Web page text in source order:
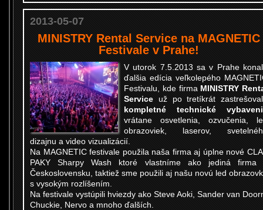
2013-05-07
MINISTRY Rental Service na MAGNETIC
Festivale v Prahe!
V utorok 7.5.2013 sa v Prahe
ďalšia edícia veľkolepého
Festivalu, kde firmaMINISTRY
Service už po tretíkrát
kompletné technické
vrátane osvetlenia, ozvučenia,
obrazoviek, laserov,
dizajnu a video vizualizácií.
Na MAGNETIC festivale použila naša firma aj úplne nové
PAKY Sharpy Washktoré vlastníme ako jediná firma
Československu, taktiež smepoužili aj našu novú led
s vysokým rozlíšením.
Na festivale vystúpili hviezdy ako Steve Aoki, Sander van
Chuckie, Nervo a mnoho ďalších.